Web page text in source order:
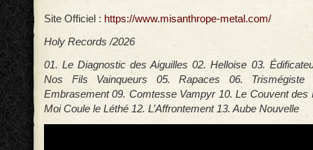
Site Officiel : https://www.misanthrope-metal.com/
Holy Records /2026
01. Le Diagnostic des Aiguilles 02. Helloise 03.
Nos Fils Vainqueurs 05. Rapaces 06. Trismégiste
Embrasement 09. Comtesse Vampyr 10. Le Couvent des
Moi Coule le Léthé 12. L’Affrontement 13. Aube Nouvelle